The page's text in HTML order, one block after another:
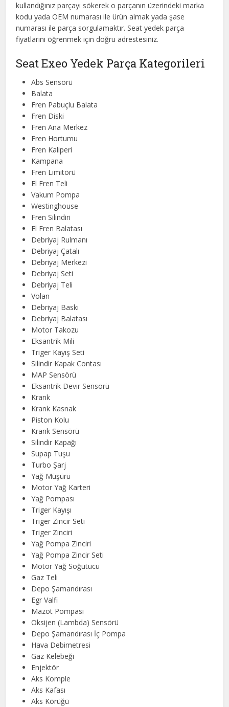
kullandığınız parçayı sökerek o parçanın üzerindeki marka
kodu yada OEM numarası ile ürün almak yada şase
numarası ile parça sorgulamaktır. Seat yedek parça
fiyatlarını öğrenmek için doğru adrestesiniz.
Seat Exeo Yedek Parça Kategorileri
Abs Sensörü
Balata
Fren Pabuçlu Balata
Fren Diski
Fren Ana Merkez
Fren Hortumu
Fren Kaliperi
Kampana
Fren Limitörü
El Fren Teli
Vakum Pompa
Westinghouse
Fren Silindiri
El Fren Balatası
Debriyaj Rulmanı
Debriyaj Çatalı
Debriyaj Merkezi
Debriyaj Seti
Debriyaj Teli
Volan
Debriyaj Baskı
Debriyaj Balatası
Motor Takozu
Eksantrik Mili
Triger Kayış Seti
Silindir Kapak Contası
MAP Sensörü
Eksantrik Devir Sensörü
Krank
Krank Kasnak
Piston Kolu
Krank Sensörü
Silindir Kapağı
Supap Tuşu
Turbo Şarj
Yağ Müşürü
Motor Yağ Karteri
Yağ Pompası
Triger Kayışı
Triger Zincir Seti
Triger Zinciri
Yağ Pompa Zinciri
Yağ Pompa Zincir Seti
Motor Yağ Soğutucu
Gaz Teli
Depo Şamandırası
Egr Valfi
Mazot Pompası
Oksijen (Lambda) Sensörü
Depo Şamandırası İç Pompa
Hava Debimetresi
Gaz Kelebeği
Enjektör
Aks Komple
Aks Kafası
Aks Körüğü